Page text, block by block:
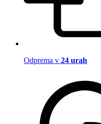
Odprema v 24 urah